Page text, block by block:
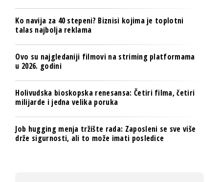
Ko navija za 40 stepeni? Biznisi kojima je toplotni
talas najbolja reklama
Ovo su najgledaniji filmovi na striming platformama
u 2026. godini
Holivudska bioskopska renesansa: Četiri filma, četiri
milijarde i jedna velika poruka
Job hugging menja tržište rada: Zaposleni se sve više
drže sigurnosti, ali to može imati posledice